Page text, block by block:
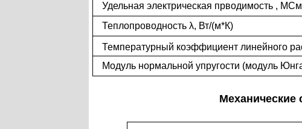
Удельная электрическая прводимость ,
Теплопроводность λ, Вт/(м*К)
Температурный коэффициент линейного
Модуль нормальной упругости (модуль
Механические